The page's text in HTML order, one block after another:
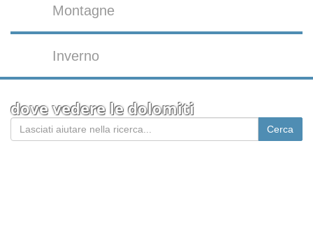
Montagne
Inverno
dove vedere le dolomiti